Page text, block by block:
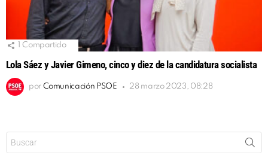
Compartido
Lola Sáez y Javier Gimeno, cinco y diez de la candidatura socialista
por Comunicación PSOE 28 marzo 2023, 08:28